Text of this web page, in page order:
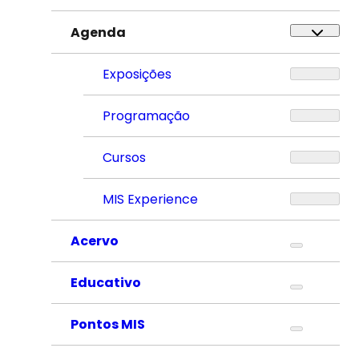
Agenda
Exposições
Programação
Cursos
MIS Experience
Acervo
Educativo
Pontos MIS